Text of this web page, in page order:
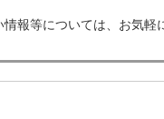
報等については、お気軽